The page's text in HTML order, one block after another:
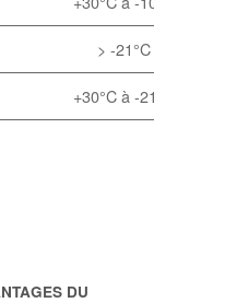
> -21°C
+30°C à -21°C
DU